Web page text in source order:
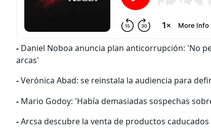
- Daniel Noboa anuncia plan anticorrupción: 'No
arcas'
-Verónica Abad: se reinstala la audiencia para
- Mario Godoy: 'Había demasiadas sospechas
-Arcsa descubre la venta de productos